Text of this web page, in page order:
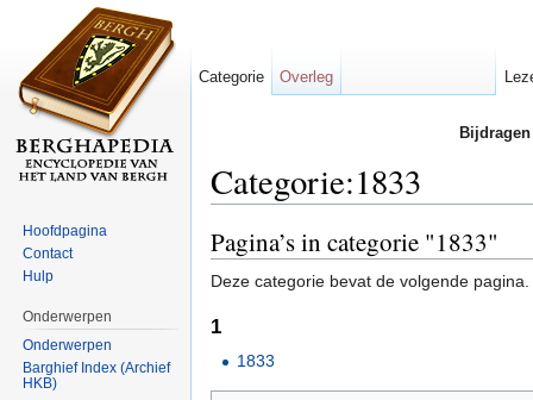
Categorie:1833
Pagina’s in categorie "1833"
Deze categorie bevat de volgende pagina.
1
1833
Categorie Overleg
Hoofdpagina
Contact
Hulp
Onderwerpen
Onderwerpen
Barghief Index (Archief
HKB)